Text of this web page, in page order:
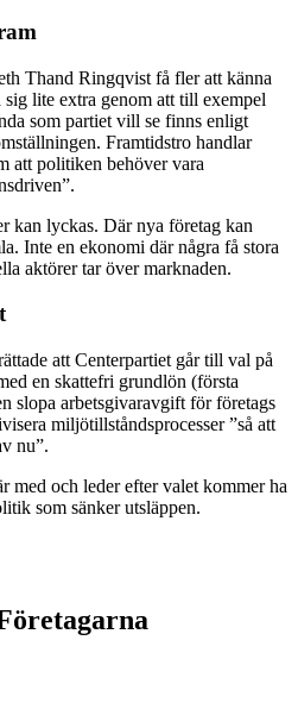
Thand Ringqvist få fler att känna
lite extra genom att till exempel
som partiet vill se finns enligt
Framtidstro handlar
att politiken behöver vara
kan lyckas. Där nya företag kan
Inte en ekonomi där några få stora
aktörer tar över marknaden.
att Centerpartiet går till val på
en skattefri grundlön (första
slopa arbetsgivaravgift för företags
miljötillståndsprocesser ”så att
nu”.
med och leder efter valet kommer ha
som sänker utsläppen.